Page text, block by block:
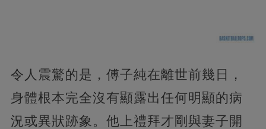
令人震驚的是，傅子純在離世前幾日，
身體根本完全沒有顯露出任何明顯的病
況或異狀跡象。他上禮拜才剛與妻子開